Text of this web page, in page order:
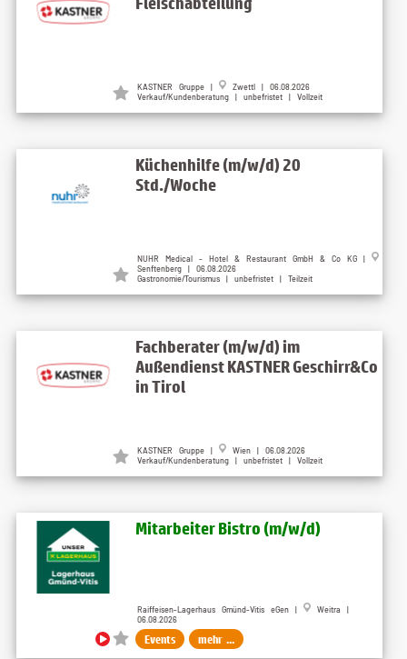
KASTNER Gruppe |
Zwettl | 06.08.2026
Verkauf/Kundenberatung | unbefristet | Vollzeit
Küchenhilfe (m/w/d) 20
Std./Woche
NUHR Medical - Hotel & Restaurant GmbH & Co KG |
Senftenberg | 06.08.2026
Gastronomie/Tourismus | unbefristet | Teilzeit
Fachberater (m/w/d) im
Außendienst KASTNER Geschirr&Co
in Tirol
KASTNER Gruppe |
Wien | 06.08.2026
Verkauf/Kundenberatung | unbefristet | Vollzeit
Mitarbeiter Bistro (m/w/d)
Raiffeisen-Lagerhaus Gmünd-Vitis eGen |
Weitra |
06.08.2026
Events mehr ...